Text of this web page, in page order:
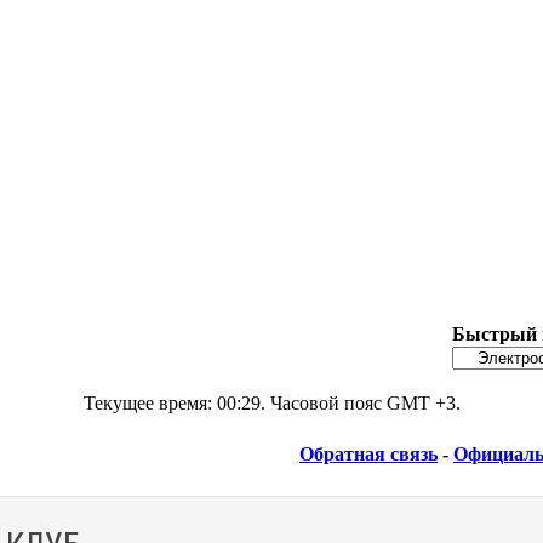
Быстрый
Текущее время: 00:29. Часовой пояс GMT +3.
Обратная связь -